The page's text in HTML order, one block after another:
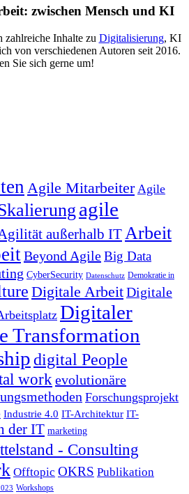
zwischen Mensch und KI
zahlreiche Inhalte zu Digitalisierung, KI
von verschiedenen Autoren seit 2016.
Sie sich gerne um!
Agile Mitarbeiter Agile
agile
außerhalb ITArbeit
Beyond AgileBig Data
CyberSecurity Datenschutz Demokratie in
Digitale ArbeitDigitale
Digitaler
Transformation
digital People
workevolutionäre
Forschungsprojekt
Industrie 4.0 IT-Architektur IT-
der IT marketing
- Consulting
Offtopic OKRS Publikation
Workshops